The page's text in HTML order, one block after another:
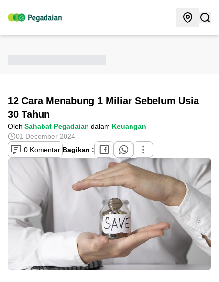
12 Cara Menabung 1 Miliar Sebelum Usia
30 Tahun
Oleh Sahabat Pegadaian dalam Keuangan
01 December 2024
0 Komentar Bagikan :